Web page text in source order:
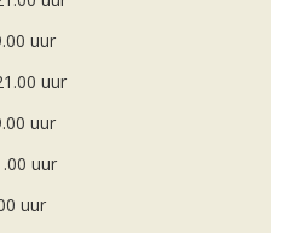
uur
uur
uur
uur
uur